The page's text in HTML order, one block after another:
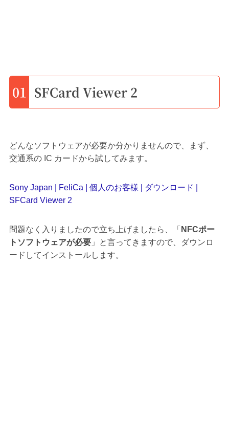
01 SFCard Viewer 2
どんなソフトウェアが必要か分かりませんので、まず、
交通系の IC カードから試してみます。
Sony Japan | FeliCa | 個人のお客様 | ダウンロード |
SFCard Viewer 2
問題なく入りましたので立ち上げましたら、「 NFCポー
トソフトウェアが必要」と言ってきますので、ダウンロ
ードしてインストールします。